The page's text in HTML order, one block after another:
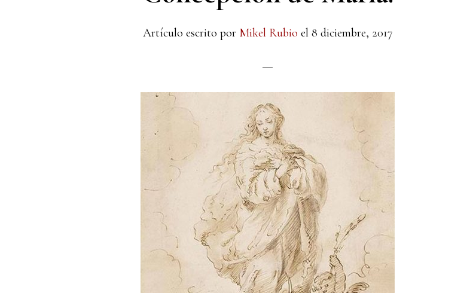
Artículo escrito por Mikel Rubio el 8 diciembre, 2017